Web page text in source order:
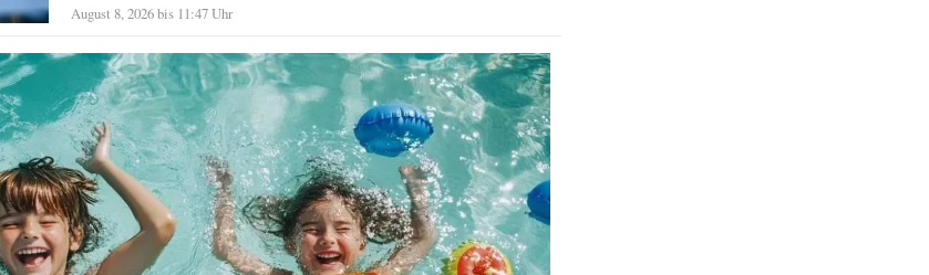
August 8, 2026 bis 11:47 Uhr